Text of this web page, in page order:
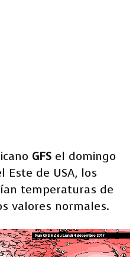
GFS el domingo
Este de USA, los
temperaturas de
valores normales.